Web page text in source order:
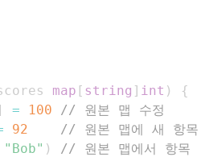
map [ string ] int )
{
= 100
// 원본 맵 수정
92
// 원본 맵에 새 항목
"Bob" )
// 원본 맵에서 항목